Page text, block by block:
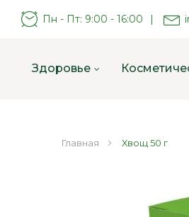
Пн - Пт: 9:00 - 16:00 |
Здоровье
Главная Хвощ 50 г